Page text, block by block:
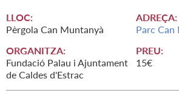
LLOC:
Pèrgola Can Muntanyà
ADREÇA:
Parc Can
ORGANITZA:
Fundació Palau i Ajuntament
de Caldes d'Estrac
PREU:
15€